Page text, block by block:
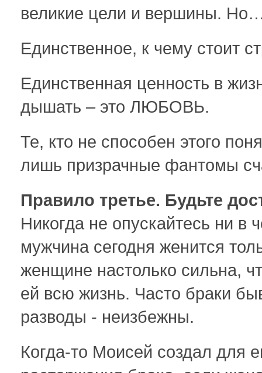
великие цели и вершины.
Единственное, к чему стоит
Единственная ценность в
дышать – это ЛЮБОВЬ.
Те, кто не способен этого
лишь призрачные фантомы
Правило третье. Будьте
Никогда не опускайтесь ни
мужчина сегодня женится
женщине настолько сильна,
ей всю жизнь. Часто браки
разводы - неизбежны.
Когда-то Моисей создал для